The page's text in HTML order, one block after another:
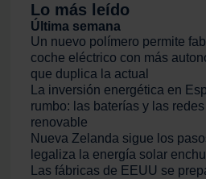
Lo más leído
Última semana
Un nuevo polímero permite
coche eléctrico con más
que duplica la actual
La inversión energética en
rumbo: las baterías y las
renovable
Nueva Zelanda sigue los
legaliza la energía solar
Las fábricas de EEUU se